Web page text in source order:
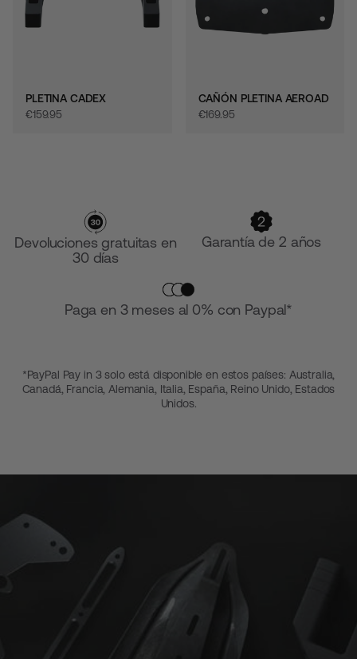
PLETINA CADEX
€‎159.95
CAÑÓN PLETINA AEROAD
€‎169.95
Devoluciones gratuitas en
30 días
Garantía de 2 años
Paga en 3 meses al 0% con Paypal*
*PayPal Pay in 3 solo está disponible en estos países: Australia,
Canadá, Francia, Alemania, Italia, España, Reino Unido, Estados
Unidos.